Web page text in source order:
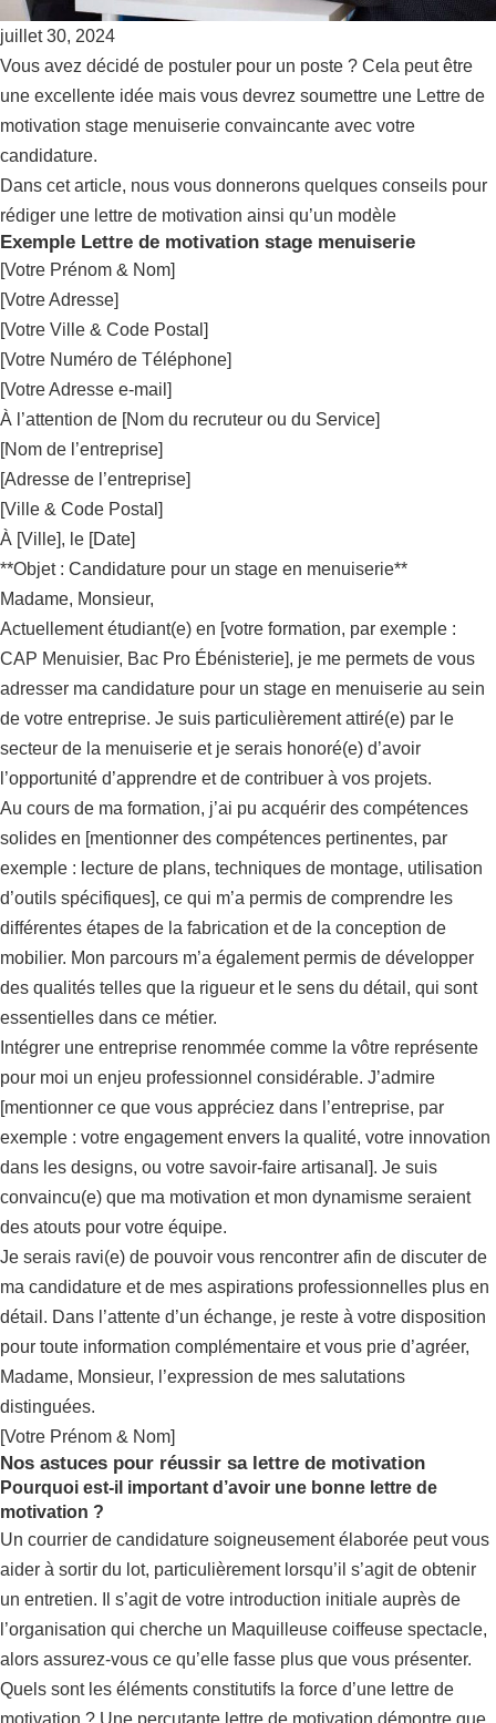
juillet 30, 2024
Vous avez décidé de postuler pour un poste ? Cela peut être
une excellente idée mais vous devrez soumettre une Lettre de
motivation stage menuiserie convaincante avec votre
candidature.
Dans cet article, nous vous donnerons quelques conseils pour
rédiger une lettre de motivation ainsi qu’un modèle
Exemple Lettre de motivation stage menuiserie
[Votre Prénom & Nom]
[Votre Adresse]
[Votre Ville & Code Postal]
[Votre Numéro de Téléphone]
[Votre Adresse e-mail]
À l’attention de [Nom du recruteur ou du Service]
[Nom de l’entreprise]
[Adresse de l’entreprise]
[Ville & Code Postal]
À [Ville], le [Date]
**Objet : Candidature pour un stage en menuiserie**
Madame, Monsieur,
Actuellement étudiant(e) en [votre formation, par exemple :
CAP Menuisier, Bac Pro Ébénisterie], je me permets de vous
adresser ma candidature pour un stage en menuiserie au sein
de votre entreprise. Je suis particulièrement attiré(e) par le
secteur de la menuiserie et je serais honoré(e) d’avoir
l’opportunité d’apprendre et de contribuer à vos projets.
Au cours de ma formation, j’ai pu acquérir des compétences
solides en [mentionner des compétences pertinentes, par
exemple : lecture de plans, techniques de montage, utilisation
d’outils spécifiques], ce qui m’a permis de comprendre les
différentes étapes de la fabrication et de la conception de
mobilier. Mon parcours m’a également permis de développer
des qualités telles que la rigueur et le sens du détail, qui sont
essentielles dans ce métier.
Intégrer une entreprise renommée comme la vôtre représente
pour moi un enjeu professionnel considérable. J’admire
[mentionner ce que vous appréciez dans l’entreprise, par
exemple : votre engagement envers la qualité, votre innovation
dans les designs, ou votre savoir-faire artisanal]. Je suis
convaincu(e) que ma motivation et mon dynamisme seraient
des atouts pour votre équipe.
Je serais ravi(e) de pouvoir vous rencontrer afin de discuter de
ma candidature et de mes aspirations professionnelles plus en
détail. Dans l’attente d’un échange, je reste à votre disposition
pour toute information complémentaire et vous prie d’agréer,
Madame, Monsieur, l’expression de mes salutations
distinguées.
[Votre Prénom & Nom]
Nos astuces pour réussir sa lettre de motivation
Pourquoi est-il important d’avoir une bonne lettre de
motivation ?
Un courrier de candidature soigneusement élaborée peut vous
aider à sortir du lot, particulièrement lorsqu’il s’agit de obtenir
un entretien. Il s’agit de votre introduction initiale auprès de
l’organisation qui cherche un Maquilleuse coiffeuse spectacle,
alors assurez-vous ce qu’elle fasse plus que vous présenter.
Quels sont les éléments constitutifs la force d’une lettre de
motivation ? Une percutante lettre de motivation démontre que